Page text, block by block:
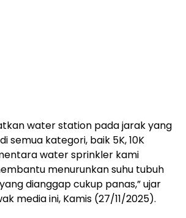
water station pada jarak yang
semua kategori, baik 5K, 10K
water sprinkler kami
menurunkan suhu tubuh
dianggap cukup panas,” ujar
media ini, Kamis (27/11/2025).